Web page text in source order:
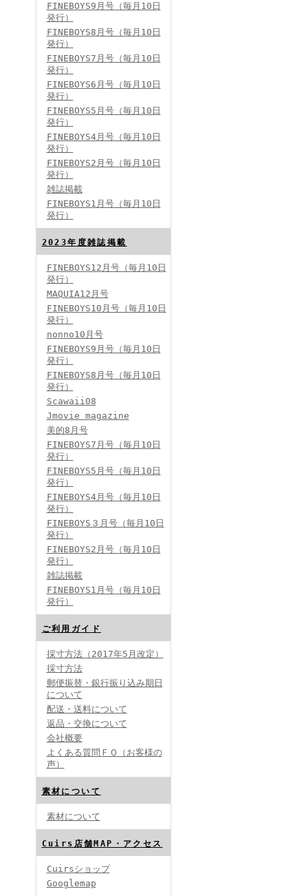
FINEBOYS2024年4月号
FINEBOYS2024年2月号
2024分バックナンバー
2023分バックナンバー
2022年分バックナンバー
2019年分バックナンバー
2018年分バックナンバー
2017年分バックナンバー
2016年分バックナンバー
2014年分バックナンバー
FINEBOYS9月号（毎月10日
発行）
FINEBOYS8月号（毎月10日
発行）
FINEBOYS7月号（毎月10日
発行）
FINEBOYS6月号（毎月10日
発行）
FINEBOYS5月号（毎月10日
発行）
FINEBOYS4月号（毎月10日
発行）
FINEBOYS2月号（毎月10日
発行）
雑誌掲載
FINEBOYS1月号（毎月10日
発行）
2023年度雑誌掲載
FINEBOYS12月号（毎月10日
発行）
MAQUIA12月号
FINEBOYS10月号（毎月10日
発行）
nonno10月号
FINEBOYS9月号（毎月10日
発行）
FINEBOYS8月号（毎月10日
発行）
Scawaii08
Jmovie magazine
美的8月号
FINEBOYS7月号（毎月10日
発行）
FINEBOYS5月号（毎月10日
発行）
FINEBOYS4月号（毎月10日
発行）
FINEBOYS３月号（毎月10日
発行）
FINEBOYS2月号（毎月10日
発行）
雑誌掲載
FINEBOYS1月号（毎月10日
発行）
ご利用ガイド
採寸方法（2017年5月改定）
採寸方法
郵便振替・銀行振り込み期日
について
配送・送料について
返品・交換について
会社概要
よくある質問ＦＱ（お客様の
声）
素材について
素材について
Cuirs店舗MAP・アクセス
Cuirsショップ
Googlemap